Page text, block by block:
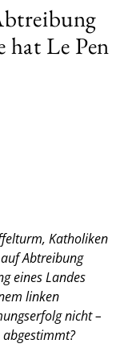
hat Le Pen
Katholiken
Abtreibung
eines Landes
linken
nicht –